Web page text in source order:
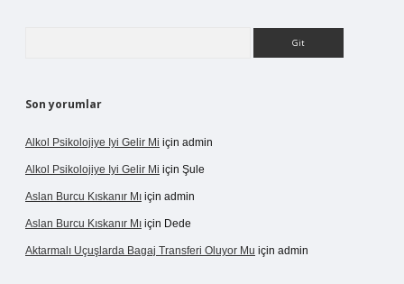
Son yorumlar
Alkol Psikolojiye Iyi Gelir Mi için admin
Alkol Psikolojiye Iyi Gelir Mi için Şule
Aslan Burcu Kıskanır Mı için admin
Aslan Burcu Kıskanır Mı için Dede
Aktarmalı Uçuşlarda Bagaj Transferi Oluyor Mu için admin